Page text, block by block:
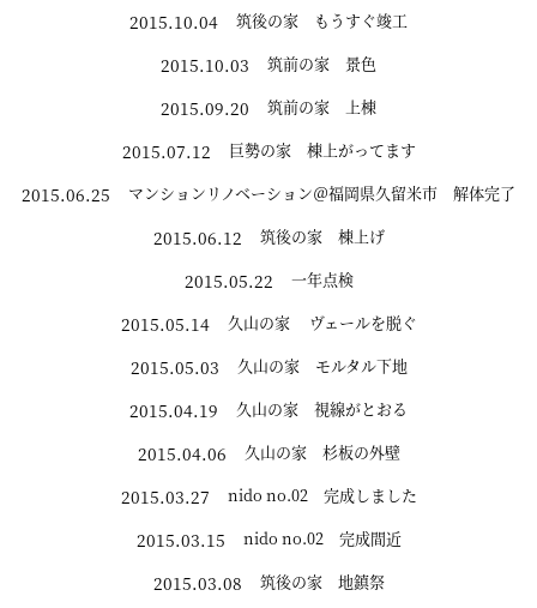
2015.10.04 筑後の家 もうすぐ竣工
2015.10.03 筑前の家 景色
2015.09.20 筑前の家 上棟
2015.07.12 巨勢の家 棟上がってます
2015.06.25 マンションリノベーション＠福岡県久留米市 解体完了
2015.06.12 筑後の家 棟上げ
2015.05.22 一年点検
2015.05.14 久山の家 ヴェールを脱ぐ
2015.05.03 久山の家 モルタル下地
2015.04.19 久山の家 視線がとおる
2015.04.06 久山の家 杉板の外壁
2015.03.27 nido no.02 完成しました
2015.03.15 nido no.02 完成間近
2015.03.08 筑後の家 地鎮祭